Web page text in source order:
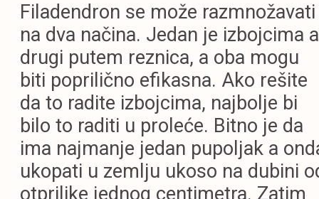
Filadendron se može razmnožavati
na dva načina. Jedan je izbojcima a
drugi putem reznica, a oba mogu
biti poprilično efikasna. Ako rešite
da to radite izbojcima, najbolje bi
bilo to raditi u proleće. Bitno je da
ima najmanje jedan pupoljak a
ukopati u zemlju ukoso na dubini
otprilike jednog centimetra. Zatim